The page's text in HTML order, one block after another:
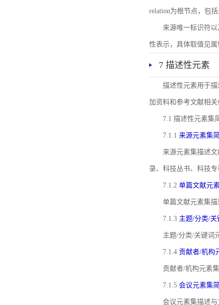
relation为根节点，包
来源唯一标识符以
性表示，具体取值见属
7 描述性元素
描述性元素用于
加资料和参考文献相
7.1 描述性元素集
7.1.1 来源元素集
来源元素集描述
录、科技丛书、科技
7.1.2 单篇文献元
单篇文献元素集
7.1.3 主题/分类/
主题/分类/关键词
7.1.4 贡献者/机构
贡献者/机构元素
7.1.5 会议元素集
会议元素集描述